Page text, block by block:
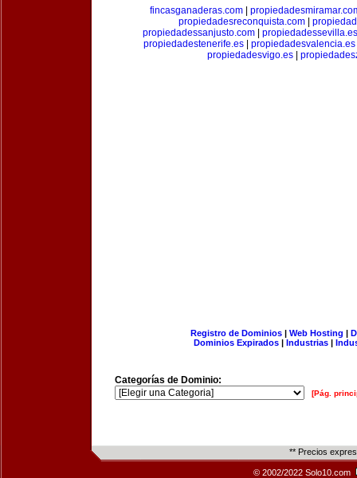
fincasganaderas.com
propiedadesreconquista.com
propiedadessanjusto.com| propiedadessevilla.es
propiedadestenerife.es| propiedadesvalencia.es
propiedadesvigo.es|
Registro de Dominios| Web Hosting |
Dominios Expirados | Industrias |
Categorías de Dominio:
[Pág.
** Precios
© 2002/2022 Solo10.com